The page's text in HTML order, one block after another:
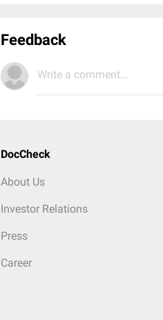
Feedback
Write a comment...
DocCheck
About Us
Investor Relations
Press
Career